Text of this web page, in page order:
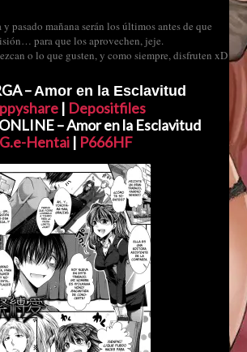
pasado mañana serán los últimos antes de que
para que los aprovechen, jeje.
o lo que gusten, y como siempre, disfruten xD
– Amor en la Esclavitud
| Depositfiles
– Amor en la Esclavitud
G.e-Hentai| P666HF